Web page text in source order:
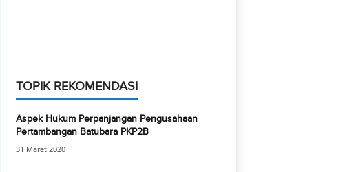
TOPIK REKOMENDASI
Aspek Hukum Perpanjangan Pengusahaan
Pertambangan Batubara PKP2B
31 Maret 2020